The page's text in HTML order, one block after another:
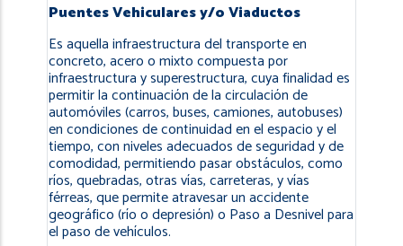
Puentes Vehiculares y/o Viaductos
Es aquella infraestructura del transporte en
concreto, acero o mixto compuesta por
infraestructura y superestructura, cuya finalidad es
permitir la continuación de la circulación de
automóviles (carros, buses, camiones, autobuses)
en condiciones de continuidad en el espacio y el
tiempo, con niveles adecuados de seguridad y de
comodidad, permitiendo pasar obstáculos, como
ríos, quebradas, otras vías, carreteras, y vías
férreas, que permite atravesar un accidente
geográfico (río o depresión) o Paso a Desnivel para
el paso de vehículos.